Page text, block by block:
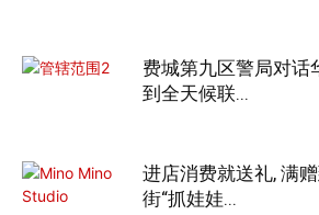
费城第九区警局对话
到全天候联...
进店消费就送礼, 满
街“抓娃娃...